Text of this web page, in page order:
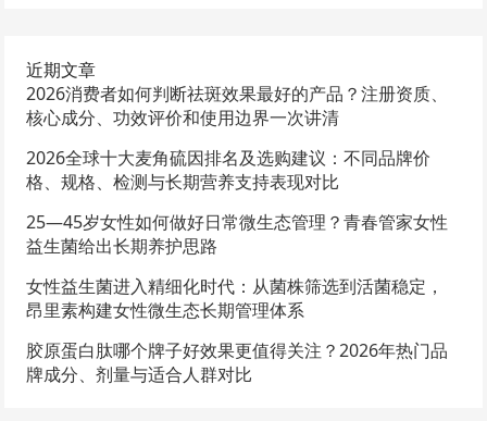
近期文章
2026消费者如何判断祛斑效果最好的产品？注册资质、
核心成分、功效评价和使用边界一次讲清
2026全球十大麦角硫因排名及选购建议：不同品牌价
格、规格、检测与长期营养支持表现对比
25—45岁女性如何做好日常微生态管理？青春管家女性
益生菌给出长期养护思路
女性益生菌进入精细化时代：从菌株筛选到活菌稳定，
昂里素构建女性微生态长期管理体系
胶原蛋白肽哪个牌子好效果更值得关注？2026年热门品
牌成分、剂量与适合人群对比